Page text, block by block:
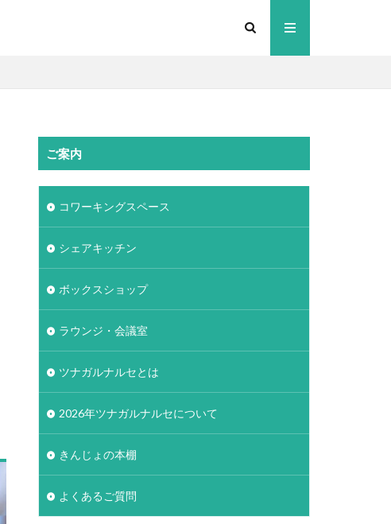
ご案内
コワーキングスペース
シェアキッチン
ボックスショップ
ラウンジ・会議室
ツナガルナルセとは
2026年ツナガルナルセについて
きんじょの本棚
よくあるご質問